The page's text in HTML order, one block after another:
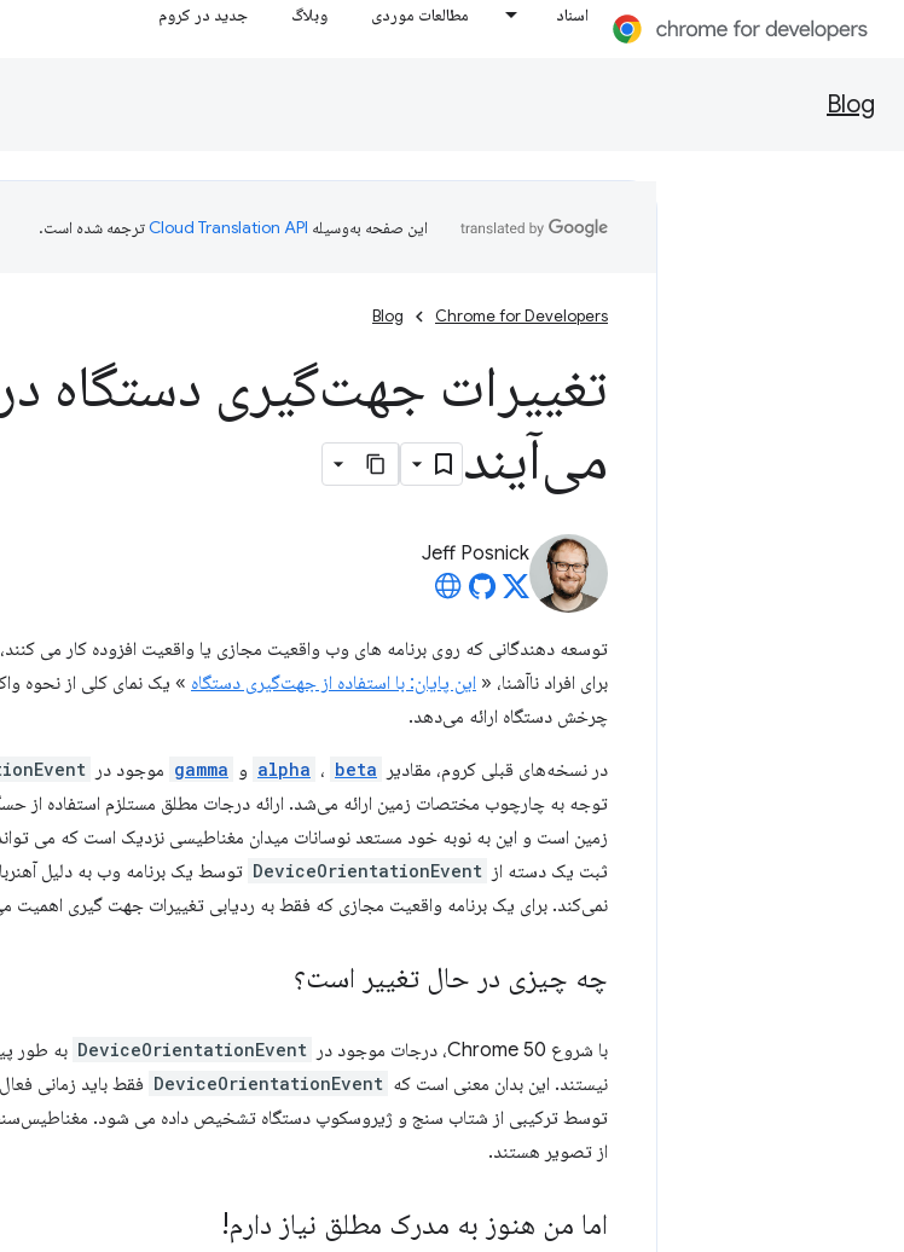
اسناد مطالعات موردی وبلاگ جدید در کروم
Blog
این صفحه به‌وسیله ترجمه شده است.
Chrome for Developers
Blog
می‌آیند
Jeff Posnick
توسعه دهندگانی که روی برنامه های وب واقعیت مجازی یا واقعیت افزوده کار می
برای افراد ناآشنا، « این پایان: با استفاده از جهت‌گیری دستگاه » یک نمای کلی از نحوه
چرخش دستگاه ارائه می‌دهد.
در نسخه‌های قبلی کروم، مقادیر alpha ، beta و gamma موجود در
توجه به چارچوب مختصات زمین ارائه می‌شد. ارائه درجات مطلق مستلزم استفاده از
زمین است و این به نوبه خود مستعد نوسانات میدان مغناطیسی نزدیک است که می تواند
ثبت یک دسته از DeviceOrientationEvent توسط یک برنامه وب به دلیل
نمی‌کند. برای یک برنامه واقعیت مجازی که فقط به ردیابی تغییرات جهت گیری اهمیت
چه چیزی در حال تغییر است؟
با شروع Chrome 50، درجات موجود در DeviceOrientationEvent به طور
نیستند. این بدان معنی است که DeviceOrientationEvent فقط باید زمانی
توسط ترکیبی از شتاب سنج و ژیروسکوپ دستگاه تشخیص داده می شود. مغناطیس‌سنج
از تصویر هستند.
اما من هنوز به مدرک مطلق نیاز دارم!